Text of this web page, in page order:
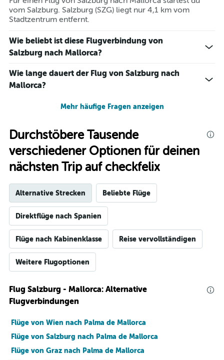
vom Salzburg. Salzburg (SZG) liegt nur 4,1 km vom
Stadtzentrum entfernt.
Wie beliebt ist diese Flugverbindung von
Salzburg nach Mallorca?
Wie lange dauert der Flug von Salzburg nach
Mallorca?
Mehr häufige Fragen anzeigen
Durchstöbere Tausende
verschiedener Optionen für deinen
nächsten Trip auf checkfelix
Alternative Strecken Beliebte Flüge
Direktflüge nach Spanien
Flüge nach Kabinenklasse Reise vervollständigen
Weitere Flugoptionen
Flug Salzburg - Mallorca: Alternative
Flugverbindungen
Flüge von Wien nach Palma de Mallorca
Flüge von Salzburg nach Palma de Mallorca
Flüge von Graz nach Palma de Mallorca